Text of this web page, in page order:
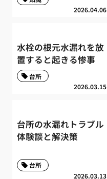
2026.04.06
水栓の根元水漏れを放
置すると起きる惨事
2026.03.15
台所
台所の水漏れトラブル
体験談と解決策
2026.03.13
台所